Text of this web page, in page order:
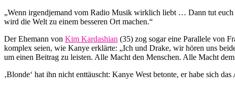
„Wenn irgendjemand vom Radio Musik wirklich liebt … Dann tut euch
wird die Welt zu einem besseren Ort machen.“
Der Ehemann von Kim Kardashian (35) zog sogar eine Parallele von
komplex seien, wie Kanye erklärte: „Ich und Drake, wir hören uns
um einen Beitrag zu leisten. Alle Macht den Menschen. Alle Macht
‚Blonde‘ hat ihn nicht enttäuscht: Kanye West betonte, er habe sich